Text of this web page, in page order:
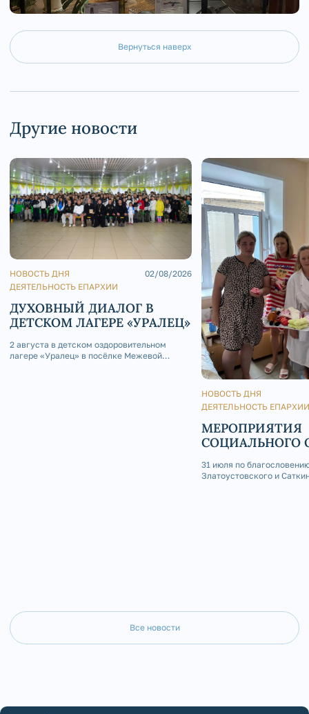
Вернуться наверх
Другие новости
Все новости
НОВОСТЬ ДНЯ
ДЕЯТЕЛЬНОСТЬ ЕПАРХИИ
02/08/2026
ДУХОВНЫЙ ДИАЛОГ В
ДЕТСКОМ ЛАГЕРЕ «УРАЛЕЦ»
2 августа в детском оздоровительном
лагере «Уралец» в посёлке Межевой
НОВОСТЬ ДНЯ
ДЕЯТЕЛЬНОСТЬ ЕПАРХИИ
МЕРОПРИЯТИЯ
СОЦИАЛЬНОГО
31 июля по
Златоустовского и